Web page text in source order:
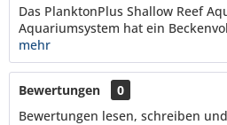
Das PlanktonPlus Shallow Reef
Aquariumsystem hat ein
mehr
Bewertungen
0
Bewertungen lesen, schreiben